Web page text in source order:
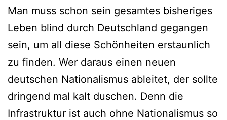
Man muss schon sein gesamtes bisheriges
Leben blind durch Deutschland gegangen
sein, um all diese Schönheiten erstaunlich
zu finden. Wer daraus einen neuen
deutschen Nationalismus ableitet, der sollte
dringend mal kalt duschen. Denn die
Infrastruktur ist auch ohne Nationalismus so